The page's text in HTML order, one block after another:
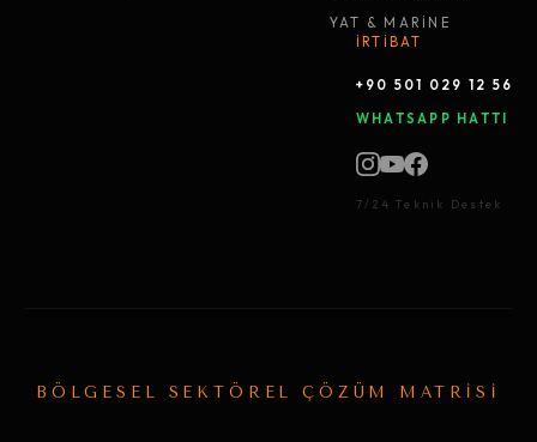
YAT & MARİNE
İRTİBAT
+90 501 029 12 56
WHATSAPP HATTI
7/24 Teknik Destek
BÖLGESEL SEKTÖREL ÇÖZÜM MATRİSİ